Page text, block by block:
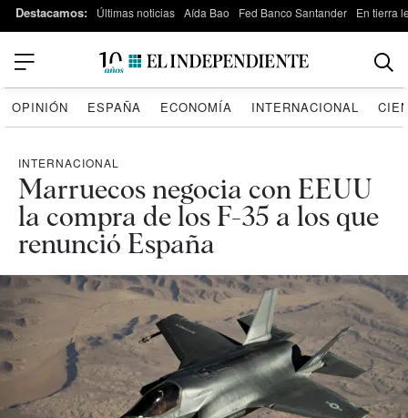
Destacamos: Últimas noticias Aída Bao Fed Banco Santander En tierra
OPINIÓN ESPAÑA ECONOMÍA INTERNACIONAL
INTERNACIONAL
Marruecos negocia con EEUU
la compra de los F-35 a los que
renunció España